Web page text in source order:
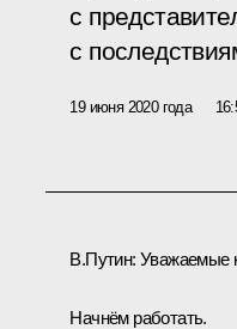
с
с
19 июня 2020 года
В.Путин: Уважаемые
Начнём работать.